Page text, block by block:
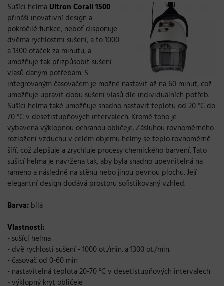
Sušící helma Ultron Corail 1500
přináší inovativní design a
pokročilé funkce, neboť disponuje
dvěma rychlostmi sušení, a to 1000
a 1300 otáček za minutu, a
umožňuje tak přizpůsobit sušení
vlasů daným potřebám. S
integrovaným časovačem je možné nastavit až na 60 minut, což
umožňuje upravit dobu sušení vlasů dle individuálních potřeb.
Sušící helma také umožňuje snadno nastavit teplotu od 20 °C do
70 °C v desetistupňových intervalech. Kromě toho je
vybavena výklopnou ochranou obličeje. Zásluhou rovnoměrného
rozložení vzduchu v celém objemu helmy se teplo rovnoměrně
šíří, což zlepšuje a zrychluje procesy chemického barvení. Tato
sušicí helma je navržena tak, aby byla snadno upevnitelná na
rameno a následně na stěnu nebo jinou pevnou plochu. Její
elegantní design dodává prostoru sofistikovaný vzhled.
Barva: bílá
Vlastnosti:
- sušící helma
- dvě rychlosti sušení - 1000 ot./min. a 1300 ot./min.
- časovač od 0-60 min
- nastavitelná teplota 20-70 °C v desetistupňových intervalech
- výklopný kryt obličeje